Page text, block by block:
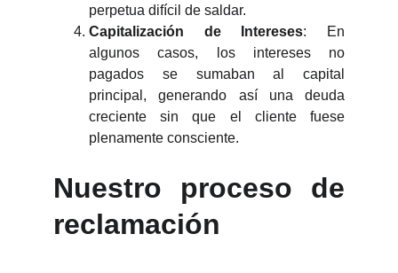
perpetua difícil de saldar.
Capitalización de Intereses: En
algunos casos, los intereses no
pagados se sumaban al capital
principal, generando así una deuda
creciente sin que el cliente fuese
plenamente consciente.
Nuestro proceso de
reclamación